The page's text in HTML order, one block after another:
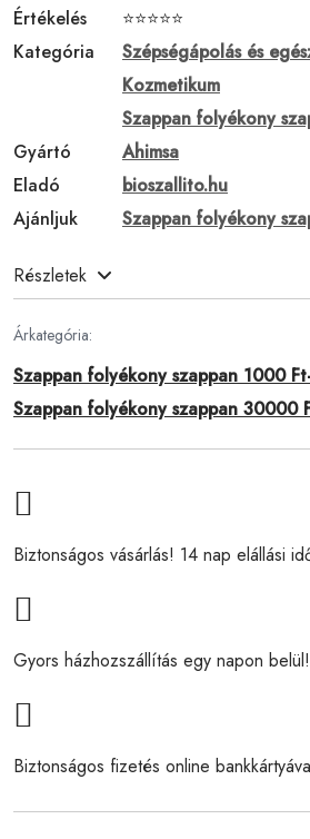
Értékelés
⭐⭐⭐⭐⭐
Kategória
Szépségápolás és
Kozmetikum
Szappan folyékony
Gyártó
Ahimsa
Eladó
bioszallito.hu
Ajánljuk
Szappan folyékony
Részletek
Árkategória:
Szappan folyékony szappan 1000
Szappan folyékony szappan 30000
Biztonságos vásárlás! 14 nap elállási
Gyors házhozszállítás egy napon belül!
Biztonságos fizetés online